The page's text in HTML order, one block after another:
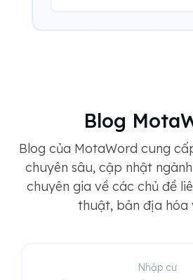
Blog
Blog của MotaWord cung
chuyên sâu, cập nhật
chuyên gia về các chủ đề
thuật, bản địa hóa
Nhập cư